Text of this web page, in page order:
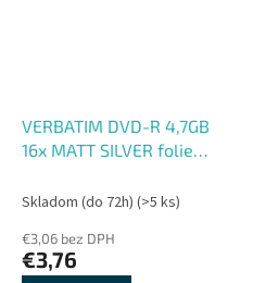
VERBATIM DVD-R 4,7GB
16x MATT SILVER folie
Skladom (do 72h) (>5 ks)
€3,06 bez DPH
€3,76